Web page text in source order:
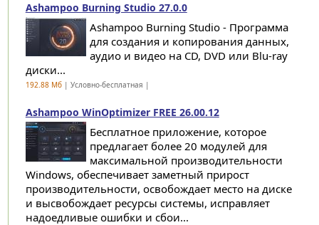
Ashampoo Burning Studio 27.0.0
Ashampoo Burning Studio - Программа
для создания и копирования данных,
аудио и видео на CD, DVD или Blu-ray
диски...
192.88 Мб| Условно-бесплатная |
Ashampoo WinOptimizer FREE 26.00.12
Бесплатное приложение, которое
предлагает более 20 модулей для
максимальной производительности
Windows, обеспечивает заметный прирост
производительности, освобождает место на диске
и высвобождает ресурсы системы, исправляет
надоедливые ошибки и сбои...